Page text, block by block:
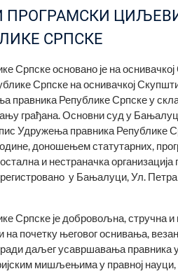
ПРОГРАМСКИ
СРПСКЕ
Српске основано је на
Српске на оснивачкој
правника Републике Српске у
грађана. Основни суд у
Удружења правника Републике
доношењем статутарних,
и нестраначка
у Бањалуци, Ул.
Српске је добровољна, стру­чна и
почетку његовог оснивања,
да­љег усавршавања правника у
мишљењима у правној